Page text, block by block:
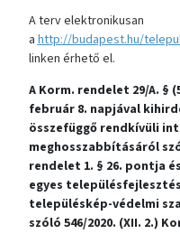
A terv elektronikusan
ahttp://budapest.hu/
linken érhető el.
A Korm. rendelet 29/A. §
február 8. napjával
összefüggő rendkívüli
meghosszabbításáról
rendelet 1. § 26. pontja
egyes
településkép-védelmi
szóló 546/2020. (XII. 2.)